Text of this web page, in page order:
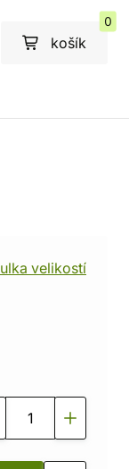
košík
0
velikostí